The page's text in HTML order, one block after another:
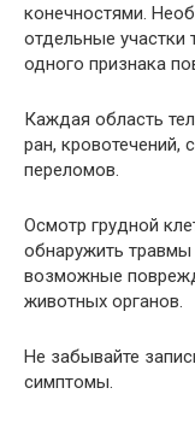
конечностями.
отдельные участки
одного признака
Каждая область
ран, кровотечений,
переломов.
Осмотр грудной
обнаружить травмы
возможные
животных органов.
Не забывайте
симптомы.